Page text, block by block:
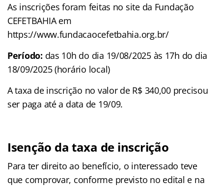
As inscrições foram feitas no site da Fundação
CEFETBAHIA em
https://www.fundacaocefetbahia.org.br/
Período: das 10h do dia 19/08/2025 às 17h do dia
18/09/2025 (horário local)
A taxa de inscrição no valor de R$ 340,00 precisou
ser paga até a data de 19/09.
Isenção da taxa de inscrição
Para ter direito ao benefício, o interessado teve
que comprovar, conforme previsto no edital e na